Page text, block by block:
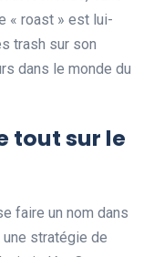
« roast » est lui-
trash sur son
dans le monde du
tout sur le
faire un nom dans
une stratégie de